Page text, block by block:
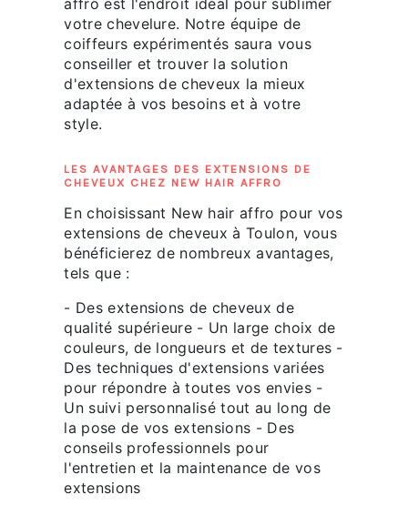
affro est l'endroit idéal pour sublimer
votre chevelure. Notre équipe de
coiffeurs expérimentés saura vous
conseiller et trouver la solution
d'extensions de cheveux la mieux
adaptée à vos besoins et à votre
style.
LES AVANTAGES DES EXTENSIONS DE
CHEVEUX CHEZ NEW HAIR AFFRO
En choisissant New hair affro pour vos
extensions de cheveux à Toulon, vous
bénéficierez de nombreux avantages,
tels que :
- Des extensions de cheveux de
qualité supérieure - Un large choix de
couleurs, de longueurs et de textures -
Des techniques d'extensions variées
pour répondre à toutes vos envies -
Un suivi personnalisé tout au long de
la pose de vos extensions - Des
conseils professionnels pour
l'entretien et la maintenance de vos
extensions